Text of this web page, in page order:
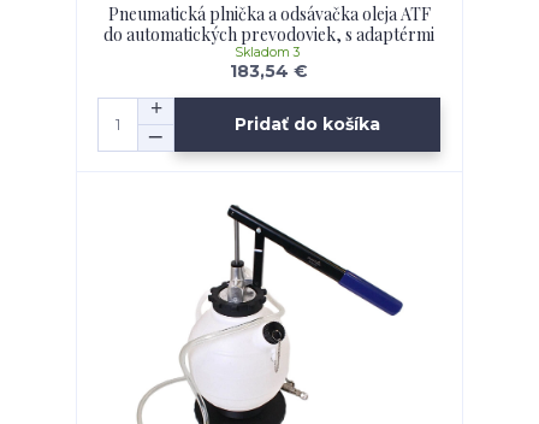
Pneumatická plnička a odsávačka oleja ATF
do automatických prevodoviek, s adaptérmi
183,54 €
Skladom 3
Pridať do košíka